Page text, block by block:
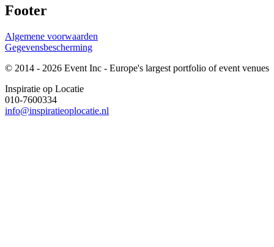
Footer
Algemene voorwaarden
Gegevensbescherming
© 2014 - 2026 Event Inc - Europe's largest portfolio of event venues
Inspiratie op Locatie
010-7600334
info@inspiratieoplocatie.nl